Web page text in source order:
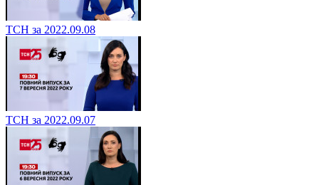
ТСН за 2022.09.08
ТСН за 2022.09.07